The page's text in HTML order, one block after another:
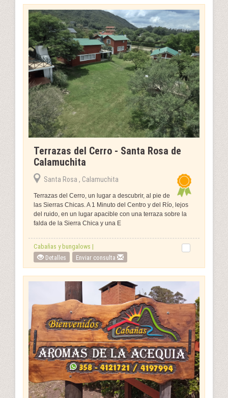
Terrazas del Cerro - Santa Rosa de
Calamuchita
Santa Rosa , Calamuchita
Terrazas del Cerro, un lugar a descubrir, al pie de
las Sierras Chicas. A 1 Minuto del Centro y del Río, lejos
del ruido, en un lugar apacible con una terraza sobre la
falda de la Sierra Chica y una E
Cabañas y bungalows |
Detalles
Enviar consulta